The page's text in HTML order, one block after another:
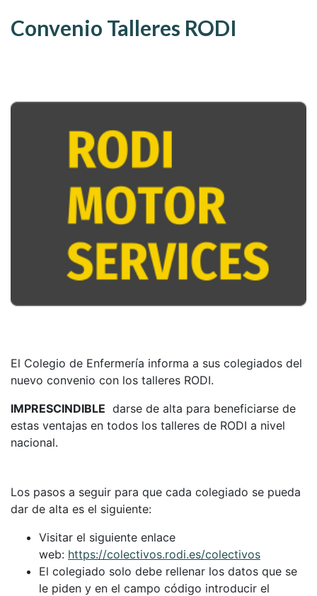
Convenio Talleres RODI
El Colegio de Enfermería informa a sus colegiados del
nuevo convenio con los talleres RODI.
IMPRESCINDIBLE darse de alta para beneficiarse de
estas ventajas en todos los talleres de RODI a nivel
nacional.
Los pasos a seguir para que cada colegiado se pueda
dar de alta es el siguiente:
Visitar el siguiente enlace
web: https://colectivos.rodi.es/colectivos
El colegiado solo debe rellenar los datos que se
le piden y en el campo código introducir el